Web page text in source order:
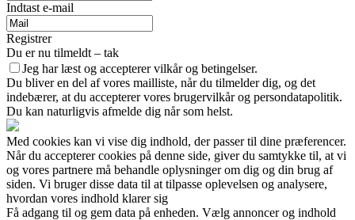
Indtast e-mail
Registrer
Du er nu tilmeldt – tak
Jeg har læst og accepterer vilkår og betingelser.
Du bliver en del af vores mailliste, når du tilmelder dig, og det
indebærer, at du accepterer vores brugervilkår og persondatapolitik.
Du kan naturligvis afmelde dig når som helst.
Med cookies kan vi vise dig indhold, der passer til dine præferencer.
Når du accepterer cookies på denne side, giver du samtykke til, at vi
og vores partnere må behandle oplysninger om dig og din brug af
siden. Vi bruger disse data til at tilpasse oplevelsen og analysere,
hvordan vores indhold klarer sig
Få adgang til og gem data på enheden. Vælg annoncer og indhold